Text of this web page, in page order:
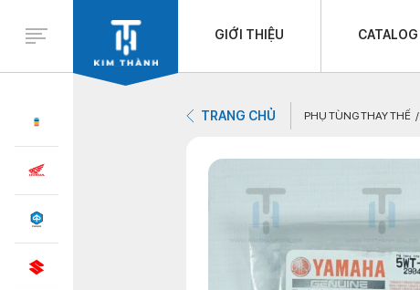
GIỚI THIỆU CATALOG
TRANG CHỦ PHỤ TÙNG THAY THẾ